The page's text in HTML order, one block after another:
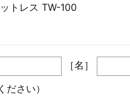
トレス TW-100
［名］
ださい）